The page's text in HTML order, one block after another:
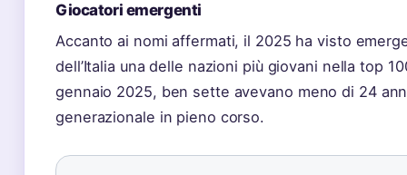
Giocatori emergenti
Accanto ai nomi affermati, il 2025 ha visto
dell’Italia una delle nazioni più giovani nella top
gennaio 2025, ben sette avevano meno di 24
generazionale in pieno corso.